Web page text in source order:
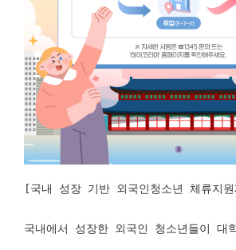
[국내 성장 기반 외국인청소년 체류지원
국내에서 성장한 외국인 청소년들이